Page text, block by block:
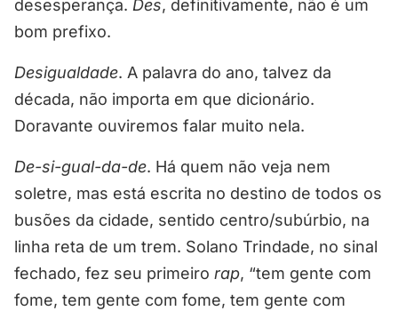
desesperança. Des, definitivamente, não é um
bom prefixo.
Desigualdade. A palavra do ano, talvez da
década, não importa em que dicionário.
Doravante ouviremos falar muito nela.
De-si-gual-da-de. Há quem não veja nem
soletre, mas está escrita no destino de todos os
busões da cidade, sentido centro/subúrbio, na
linha reta de um trem. Solano Trindade, no sinal
fechado, fez seu primeiro rap, “tem gente com
fome, tem gente com fome, tem gente com